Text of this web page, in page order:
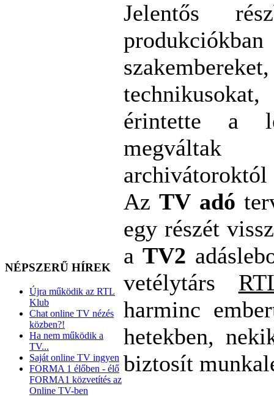
NÉPSZERŰ HÍREK
Újra működik az RTL
Klub
Chat online TV nézés
közben?!
Ha nem működik a
TV...
Saját online TV ingyen
FORMA 1 élőben - élő
FORMA1 közvetítés az
Online TV-ben
Jelentős
érintette a
AzTV adó
egy részét
aTV2
vetélytárs
harminc
hetekben,
biztosít